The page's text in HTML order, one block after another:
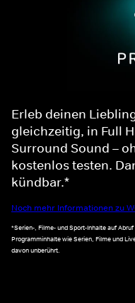
Erleb deinen
gleichzeitig, in Full
Surround Sound –
kostenlos testen.
kündbar.*
Noch mehr Informationen zu
*Serien-, Filme- und Sport-Inhalte auf
Programminhalte wie Serien, Filme und
davon unberührt.